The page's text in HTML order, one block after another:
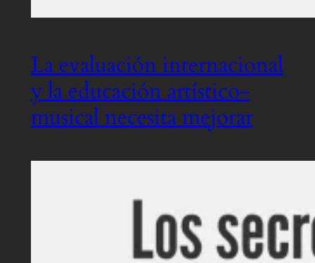
La evaluación internacional
y la educación artístico-
musical necesita mejorar